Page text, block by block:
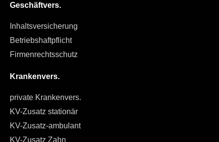
Geschäftvers.
Inhaltsversicherung
Betriebshaftpflicht
Firmenrechtsschutz
Krankenvers.
private Krankenvers.
KV-Zusatz stationär
KV-Zusatz-ambulant
KV-Zusatz Zahn